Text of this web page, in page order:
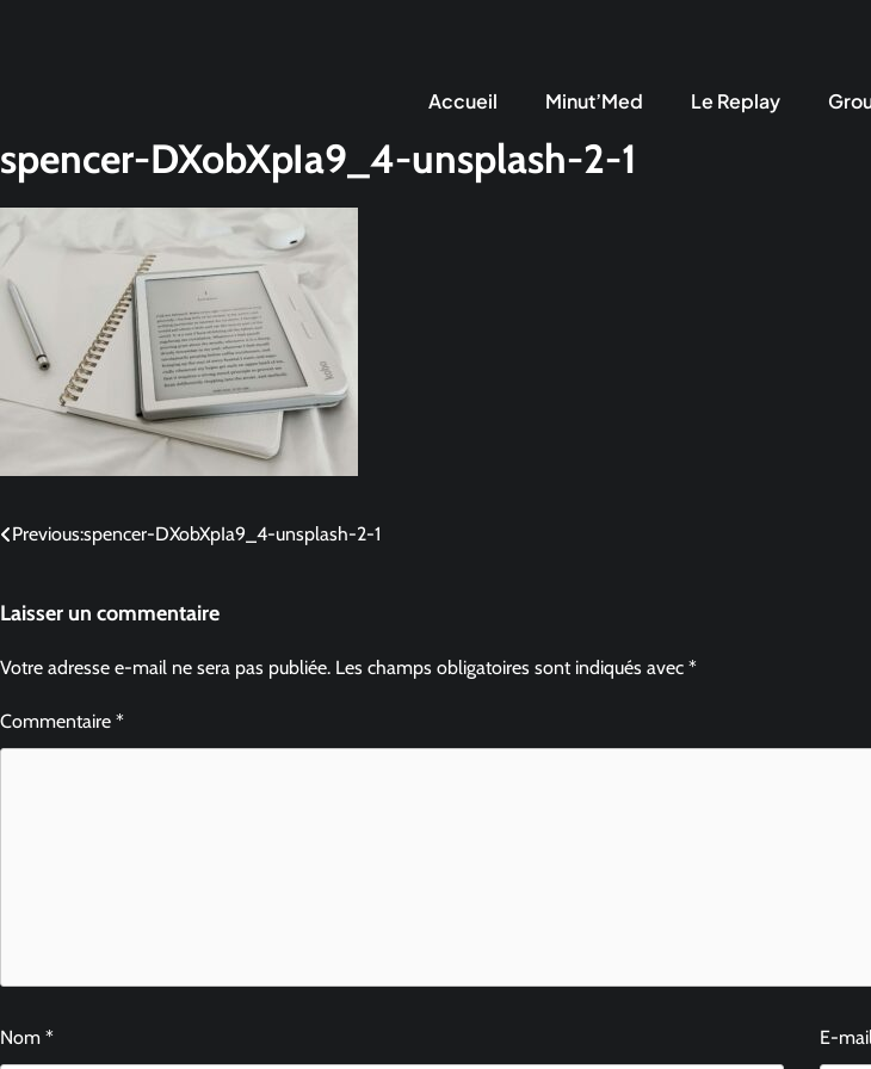
Accueil Minut’Med Le Replay
spencer-DXobXpIa9_4-unsplash-2-1
Previous:spencer-DXobXpIa9_4-unsplash-2-1
Laisser un commentaire
Votre adresse e-mail ne sera pas publiée. Les champs obligatoires sont indiqués avec *
Commentaire *
Nom * E-